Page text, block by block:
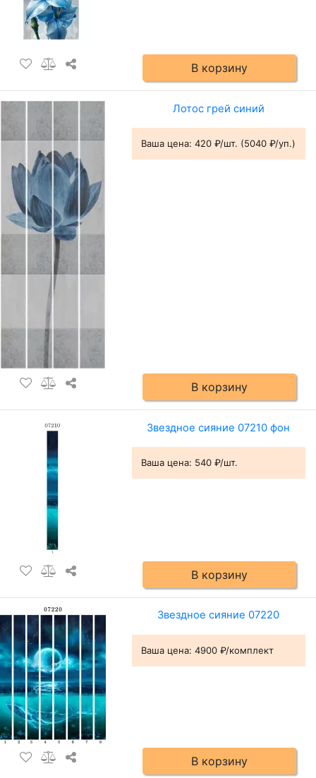
В корзину
Лотос грей синий
Ваша цена: 420 ₽/шт. (5040 ₽/уп.)
В корзину
Звездное сияние 07210 фон
Ваша цена: 540 ₽/шт.
В корзину
Звездное сияние 07220
Ваша цена: 4900 ₽/комплект
В корзину